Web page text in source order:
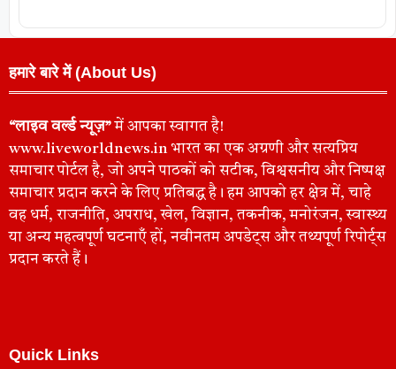
हमारे बारे में (About Us)
“लाइव वर्ल्ड न्यूज़”में आपका स्वागत है!
www.liveworldnews.in भारत का एक अग्रणी और सत्यप्रिय
समाचार पोर्टल है, जो अपने पाठकों को सटीक, विश्वसनीय और निष्पक्ष
समाचार प्रदान करने के लिए प्रतिबद्ध है। हम आपको हर क्षेत्र में, चाहे
वह धर्म, राजनीति, अपराध, खेल, विज्ञान, तकनीक, मनोरंजन, स्वास्थ्य
या अन्य महत्वपूर्ण घटनाएँ हों, नवीनतम अपडेट्स और तथ्यपूर्ण रिपोर्ट्स
प्रदान करते हैं।
Quick Links